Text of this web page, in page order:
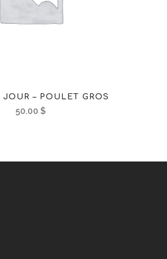
– POULET GROS
50.00 $